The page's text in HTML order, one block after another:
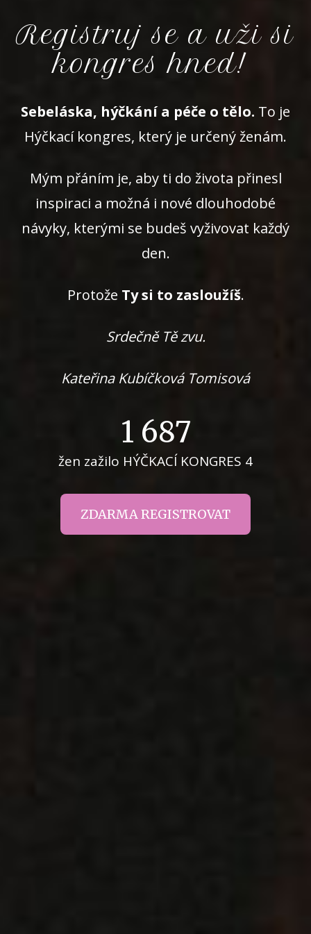
Registruj se a uži si
kongres hned!
Sebeláska, hýčkání a péče o tělo. To je
Hýčkací kongres, který je určený ženám.
Mým přáním je, aby ti do života přinesl
inspiraci a možná i nové dlouhodobé
návyky, kterými se budeš vyživovat každý
den.
Protože Ty si to zasloužíš.
Srdečně Tě zvu.
Kateřina Kubíčková Tomisová
1 687
žen zažilo HÝČKACÍ KONGRES 4
ZDARMA REGISTROVAT